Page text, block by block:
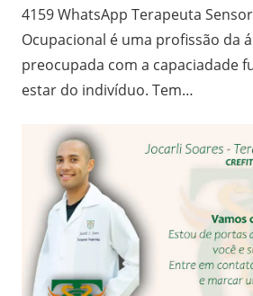
4159 WhatsApp Terapeuta
Ocupacional é uma profissão da
preocupada com a capaciadade
estar do indivíduo. Tem…